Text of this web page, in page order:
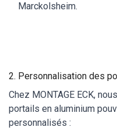
Marckolsheim.
2. Personnalisation des
Chez MONTAGE ECK,
portails en aluminium
personnalisés :